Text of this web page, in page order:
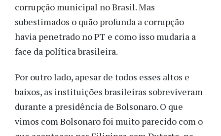
corrupção municipal no Brasil. Mas
subestimados o quão profunda a corrupção
havia penetrado no PT e como isso mudaria a
face da política brasileira.
Por outro lado, apesar de todos esses altos e
baixos, as instituições brasileiras sobreviveram
durante a presidência de Bolsonaro. O que
vimos com Bolsonaro foi muito parecido com o